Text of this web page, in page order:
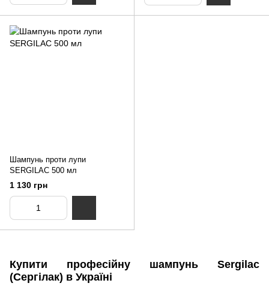
Шампунь проти лупи
SERGILAC 500 мл
1 130 грн
Купити професійну шампунь Sergilac
(Сергілак) в Україні